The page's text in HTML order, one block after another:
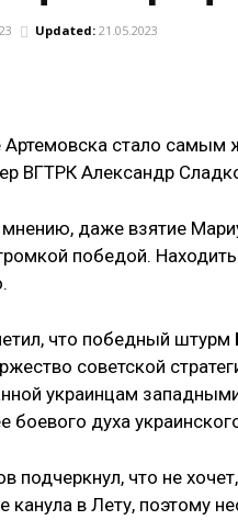
Updated: 21.05.2023
Артемовска стало
ВГТРК Александр
даже взятие
победой.
что победный штурм
советской
украинцам
боевого духа
подчеркнул, что не
канула в Лету, поэтому